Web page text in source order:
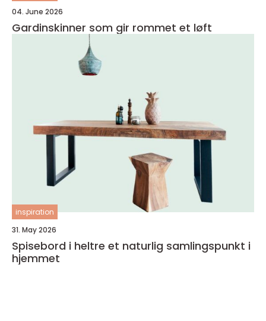
04. June 2026
Gardinskinner som gir rommet et løft
inspiration
31. May 2026
Spisebord i heltre et naturlig samlingspunkt i
hjemmet